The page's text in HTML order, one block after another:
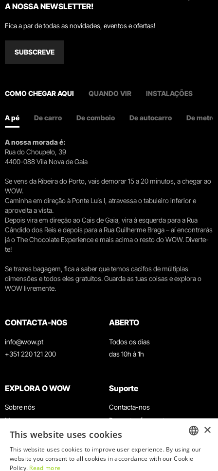
A NOSSA NEWSLETTER!
Fica a par de todas as novidades, eventos e ofertas!
SUBSCREVE
COMO CHEGAR AQUI QUANDO VIR INSTALAÇÕES
A pé De carro De comboio De autocarro De metro
A nossa morada é:
Rua do Choupelo, 39
4400-088 Vila Nova de Gaia
Se vens da Ribeira do Porto, vais demorar 15 a 20 minutos, a chegar ao
WOW.
Caminha em direção à Ponte Luís I, atravessa o tabuleiro inferior e
aproveita a vista.
Depois vira em direção ao Cais de Gaia, vira à esquerda para a Rua
Cândido dos Reis e depois para a Rua Guilherme Braga – aí encontrarás
já o The Chocolate Experience e mais acima o resto do WOW. Diverte-
te!
Se trazes bagagem, fica a saber que temos cacifos de múltiplas
dimensões e todos eles gratuitos. Guarda as tuas coisas e explora o
WOW livremente.
CONTACTA-NOS
info@wow.pt
+351 220 121 200
ABERTO
Todos os dias
das 10h à 1h
EXPLORA O WOW
Sobre nós
Museus
Agenda
Notícias
Restaurantes
Suporte
Contacta-nos
Perguntas frequentes
Termos e Condições
Política de privacidade e cookies
Trabalha connosco
ENGLISH
×
This website uses cookies
This website uses cookies to improve user experience. By using our
website you consent to all cookies in accordance with our Cookie
Policy. Read more